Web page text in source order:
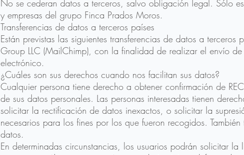
No se cederan datos a terceros, salvo obligación legal. Sólo
y empresas del grupo Finca Prados Moros.
Transferencias de datos a terceros países
Están previstas las siguientes transferencias de datos a
Group LLC (MailChimp), con la finalidad de realizar el envío
electrónico.
¿Cuáles son sus derechos cuando nos facilitan sus datos?
Cualquier persona tiene derecho a obtener confirmación de
de sus datos personales. Las personas interesadas tienen
solicitar la rectificación de datos inexactos, o solicitar la
necesarios para los fines por los que fueron recogidos.
datos.
En determinadas circunstancias, los usuarios podrán solicitar